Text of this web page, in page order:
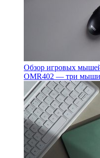
Обзор игровых
OMR402 — три мыши,